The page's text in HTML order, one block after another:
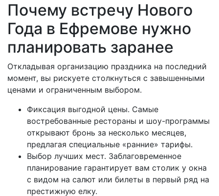
Почему встречу Нового
Года в Ефремове нужно
планировать заранее
Откладывая организацию праздника на последний
момент, вы рискуете столкнуться с завышенными
ценами и ограниченным выбором.
Фиксация выгодной цены. Самые
востребованные рестораны и шоу-программы
открывают бронь за несколько месяцев,
предлагая специальные «ранние» тарифы.
Выбор лучших мест. Заблаговременное
планирование гарантирует вам столик у окна
с видом на салют или билеты в первый ряд на
престижную елку.